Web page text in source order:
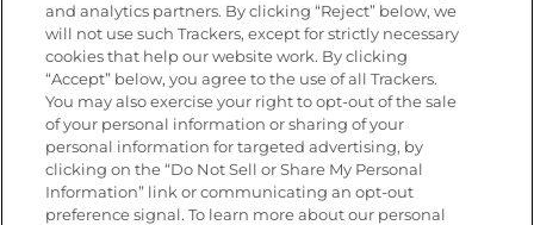
SÍGUENOS EN LAS REDES SOCIALES
Mapa del sitioPolítica de privacidad
Limitar el uso de mis datos personales sensibles
No vender ni compartir mis datos personales
Copyright © 2026 Goya Foods, Inc. Todos los derechos reservados.
and analytics partners. By clicking “Reject” below, we
will not use such Trackers, except for strictly necessary
cookies that help our website work. By clicking
“Accept” below, you agree to the use of all Trackers.
You may also exercise your right to opt-out of the sale
of your personal information or sharing of your
personal information for targeted advertising, by
clicking on the “Do Not Sell or Share My Personal
Information” link or communicating an opt-out
preference signal. To learn more about our personal